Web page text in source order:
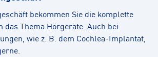
bekommen Sie die komplette
Thema Hörgeräte. Auch bei
wie z. B. dem Cochlea-Implantat,